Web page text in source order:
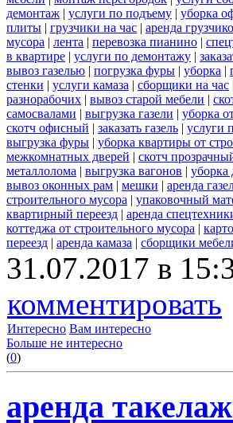
демонтаж | услуги по подъему | уборка
плиты | грузчики на час | аренда
мусора | лента | перевозка пианино |
в квартире | услуги по демонтажу |
вывоз газелью | погрузка фуры | уборка |
стенки | услуги камаза | сборщики на час
разнорабочих | вывоз старой мебели |
самосвалами | выгрузка газели | уборка
скотч офисный | заказать газель | услуги
выгрузка фуры | уборка квартиры от
межкомнатных дверей | скотч
металлолома | выгрузка вагонов | уборка
вывоз оконных рам | мешки | аренда
строительного мусора | упаковочный
квартирный переезд | аренда
коттеджа от строительного мусора |
переезд | аренда камаза | сборщики
31.07.2017 в
комментировать
Интересно Вам интересно
Больше не интересно
(0)
аренда